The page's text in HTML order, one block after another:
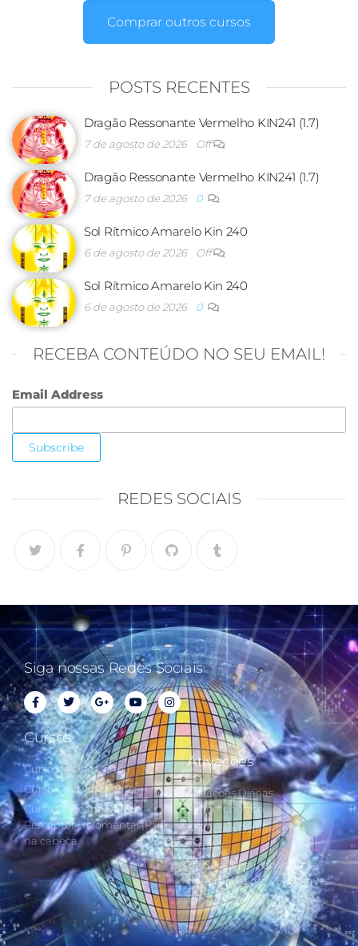
Comprar outros cursos
POSTS RECENTES
Dragão Ressonante Vermelho KIN241 (1.7)
7 de agosto de 2026 Off
Dragão Ressonante Vermelho KIN241 (1.7)
7 de agosto de 2026 0
Sol Rítmico Amarelo Kin 240
6 de agosto de 2026 Off
Sol Rítmico Amarelo Kin 240
6 de agosto de 2026 0
RECEBA CONTEÚDO NO SEU EMAIL!
Email Address
REDES SOCIAIS
Siga nossas Redes Sociais
Cursos
Curso Cálculo Parte 1
Curso Cálculo Parte 2
Curso Colocando o
Perceptor Holomental (PH)
na cabeça
Ativações
Ativações Diárias
Synchronotron
Ativações Diárias Lei do
Tempo
Estudos Postulados da Lei
do Tempo e das 260 Chaves
do Synchronotron